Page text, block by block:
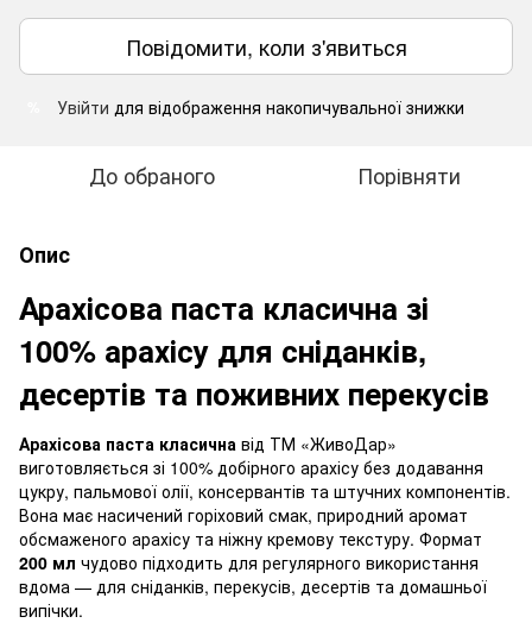
Повідомити, коли з'явиться
Увійти для відображення накопичувальної знижки
До обраного Порівняти
Опис
Арахісова паста класична зі
100% арахісу для сніданків,
десертів та поживних перекусів
Арахісова паста класична від ТМ «ЖивоДар»
виготовляється зі 100% добірного арахісу без додавання
цукру, пальмової олії, консервантів та штучних компонентів.
Вона має насичений горіховий смак, природний аромат
обсмаженого арахісу та ніжну кремову текстуру. Формат
200 мл чудово підходить для регулярного використання
вдома — для сніданків, перекусів, десертів та домашньої
випічки.